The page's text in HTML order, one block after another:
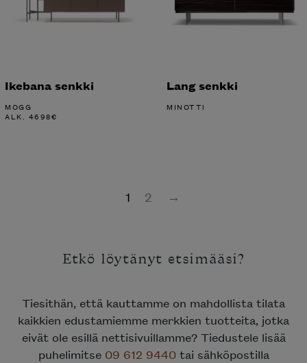
Ikebana senkki
MOGG
ALK. 4698€
Lang senkki
MINOTTI
1 2 →
Etkö löytänyt etsimääsi?
Tiesithän, että kauttamme on mahdollista tilata
kaikkien edustamiemme merkkien tuotteita, jotka
eivät ole esillä nettisivuillamme? Tiedustele lisää
puhelimitse 09 612 9440tai sähköpostilla